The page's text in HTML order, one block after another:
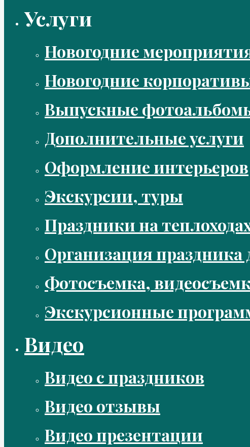
Услуги
Новогодние
Новогодние
Выпускные
Дополнительные услуги
Оформление интерьеров
Экскурсии, туры
Праздники на
Организация
Фотосъемка,
Экскурсионные
Видео
Видео с праздников
Видео отзывы
Видео презентации